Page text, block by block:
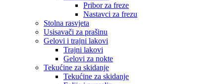
Pribor za freze
Nastavci za frezu
Stolna rasvjeta
Usisavači za prašinu
Gelovi i trajni lakovi
Trajni lakovi
Gelovi za nokte
Tekućine za skidanje
Tekućine za skidanje